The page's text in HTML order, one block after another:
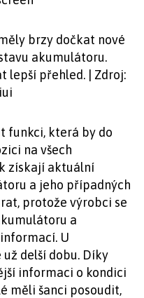
brzy dočkat nové
akumulátoru.
lepší přehled. | Zdroj:
funkci, která by do
na všech
získají aktuální
a jeho případných
protože výrobci se
a
U
delší dobu. Díky
informaci o kondici
měli šanci posoudit,